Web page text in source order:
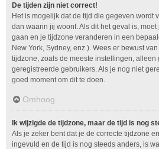
De tijden zijn niet correct!
Het is mogelijk dat de tijd die gegeven wordt
dan waarin jij woont. Als dit het geval is,
gaan en je tijdzone veranderen in een
New York, Sydney, enz.). Wees er bewust
tijdzone, zoals de meeste instellingen,
geregistreerde gebruikers. Als je nog niet
goed moment om dit te doen.
Omhoog
Ik wijzigde de tijdzone, maar de tijd is nog
Als je zeker bent dat je de correcte tijdzone
ingevuld en de tijd is nog steeds anders, is